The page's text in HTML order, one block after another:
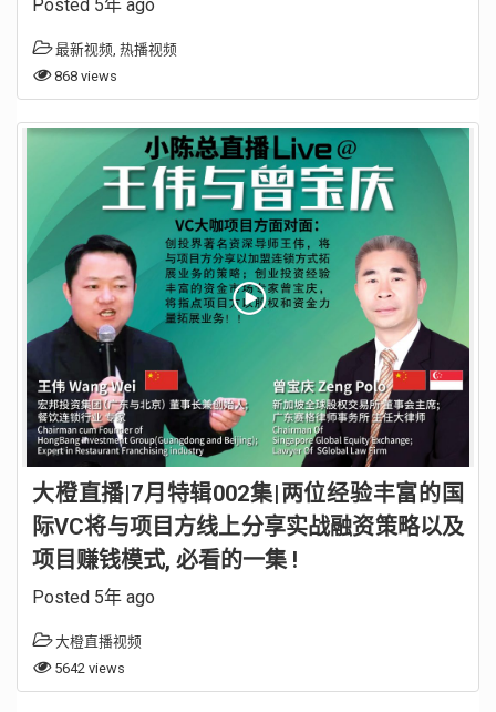
Posted 5年 ago
最新视频 热播视频
868 views
大橙直播|7月特辑002集|两位经验丰富的国
际VC将与项目方线上分享实战融资策略以及
项目赚钱模式, 必看的一集 !
Posted 5年 ago
大橙直播视频
5642 views